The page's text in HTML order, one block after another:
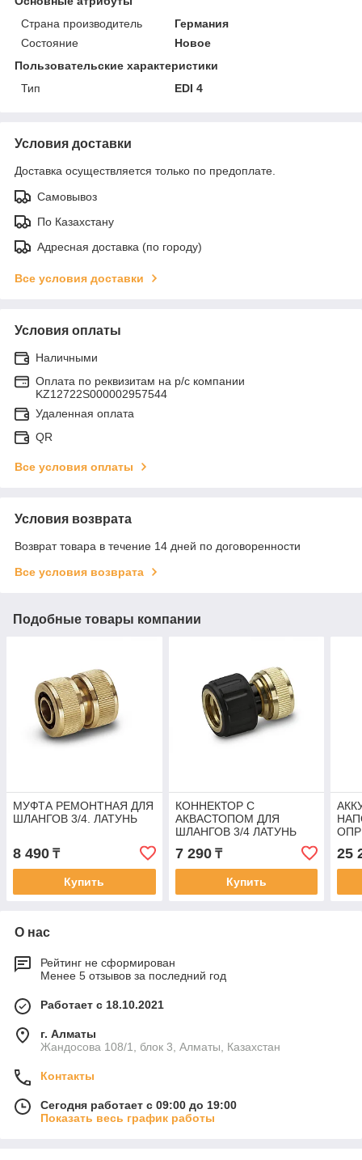
Страна производитель
Германия
Состояние
Новое
Пользовательские характеристики
Тип
EDI 4
Условия доставки
Доставка осуществляется только по предоплате.
Самовывоз
По Казахстану
Адресная доставка (по городу)
Все условия доставки
Условия оплаты
Наличными
Оплата по реквизитам на р/с компании
KZ12722S000002957544
Удаленная оплата
QR
Все условия оплаты
Условия возврата
Возврат товара в течение 14 дней по договоренности
Все условия возврата
Подобные товары компании
МУФТА РЕМОНТНАЯ ДЛЯ
ШЛАНГОВ 3/4. ЛАТУНЬ
8 490 ₸
Купить
КОННЕКТОР С
АКВАСТОПОМ ДЛЯ
ШЛАНГОВ 3/4 ЛАТУНЬ
7 290₸
Купить
25
О нас
Рейтинг не сформирован
Менее 5 отзывов за последний год
Работает с 18.10.2021
г. Алматы
Жандосова 108/1, блок 3, Алматы, Казахстан
Контакты
Сегодня работает с 09:00 до 19:00
Показать весь график работы